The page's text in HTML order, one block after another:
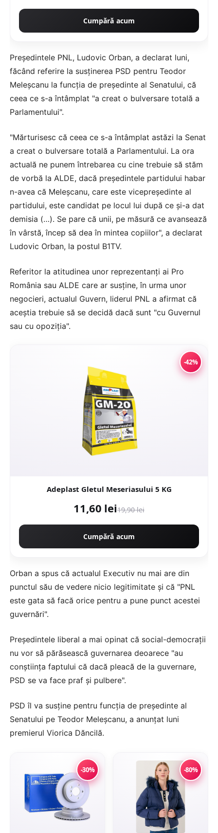
Cumpără acum
Preşedintele PNL, Ludovic Orban, a declarat luni,
făcând referire la susţinerea PSD pentru Teodor
Meleşcanu la funcţia de preşedinte al Senatului, că
ceea ce s-a întâmplat "a creat o bulversare totală a
Parlamentului".
"Mărturisesc că ceea ce s-a întâmplat astăzi la Senat
a creat o bulversare totală a Parlamentului. La ora
actuală ne punem întrebarea cu cine trebuie să stăm
de vorbă la ALDE, dacă preşedintele partidului habar
n-avea că Meleşcanu, care este vicepreşedinte al
partidului, este candidat pe locul lui după ce şi-a dat
demisia (…). Se pare că unii, pe măsură ce avansează
în vârstă, încep să dea în mintea copiilor", a declarat
Ludovic Orban, la postul B1TV.
Referitor la atitudinea unor reprezentanţi ai Pro
România sau ALDE care ar susţine, în urma unor
negocieri, actualul Guvern, liderul PNL a afirmat că
aceştia trebuie să se decidă dacă sunt "cu Guvernul
sau cu opoziţia".
-42%
Adeplast Gletul Meseriasului 5 KG
11,60 lei19,90 lei
Cumpără acum
Orban a spus că actualul Executiv nu mai are din
punctul său de vedere nicio legitimitate şi că "PNL
este gata să facă orice pentru a pune punct acestei
guvernări".
Preşedintele liberal a mai opinat că social-democraţii
nu vor să părăsească guvernarea deoarece "au
conştiinţa faptului că dacă pleacă de la guvernare,
PSD se va face praf şi pulbere".
PSD îl va susţine pentru funcţia de preşedinte al
Senatului pe Teodor Meleşcanu, a anunţat luni
premierul Viorica Dăncilă.
-30% -80%